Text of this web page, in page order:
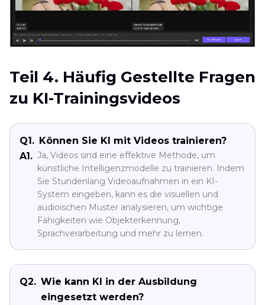
Teil 4. Häufig Gestellte Fragen
zu KI-Trainingsvideos
Q1. Können Sie KI mit Videos trainieren?
A1. Ja, Videos sind eine effektive Methode, um
künstliche Intelligenzmodelle zu trainieren. Indem
Sie Stundenlang Videoaufnahmen in ein KI-
System eingeben, kann es die visuellen und
audioischen Muster analysieren, um wichtige
Fähigkeiten wie Objekterkennung,
Sprachverarbeitung und mehr zu lernen.
Q2. Wie kann KI in der Ausbildung
eingesetzt werden?